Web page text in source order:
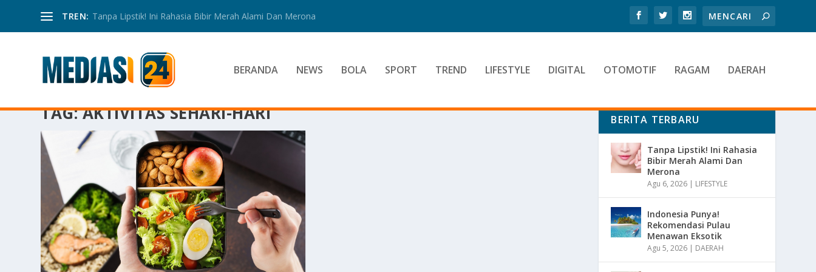
TREN: Tanpa Lipstik! Ini Rahasia Bibir Merah Alami Dan Merona
BERANDA NEWS BOLA SPORT TREND LIFESTYLE DIGITAL OTOMOTIF RAGAM DAERAH
TAG:AKTIVITAS SEHARI-HARI BERITA TERBARU
Tanpa Lipstik! Ini Rahasia
Bibir Merah Alami Dan
Merona
Agu 6, 2026 | LIFESTYLE
Indonesia Punya!
Rekomendasi Pulau
Menawan Eksotik
Agu 5, 2026 | DAERAH